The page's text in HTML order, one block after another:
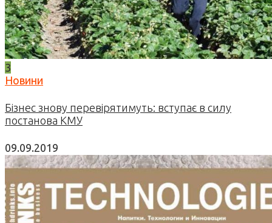
3
Новини
Бізнес знову перевірятимуть: вступає в силу
постанова КМУ
09.09.2019